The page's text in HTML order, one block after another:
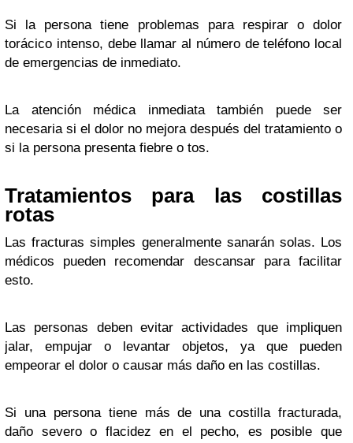
Si la persona tiene problemas para respirar o dolor
torácico intenso, debe llamar al número de teléfono local
de emergencias de inmediato.
La atención médica inmediata también puede ser
necesaria si el dolor no mejora después del tratamiento o
si la persona presenta fiebre o tos.
Tratamientos para las costillas
rotas
Las fracturas simples generalmente sanarán solas. Los
médicos pueden recomendar descansar para facilitar
esto.
Las personas deben evitar actividades que impliquen
jalar, empujar o levantar objetos, ya que pueden
empeorar el dolor o causar más daño en las costillas.
Si una persona tiene más de una costilla fracturada,
daño severo o flacidez en el pecho, es posible que